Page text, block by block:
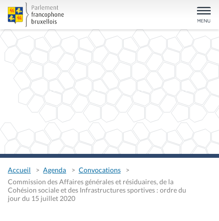
Accueil Agenda
Convocations
Commission des Affaires générales et résiduaires, de la
Cohésion sociale et des Infrastructures sportives : ordre du
jour du 15 juillet 2020